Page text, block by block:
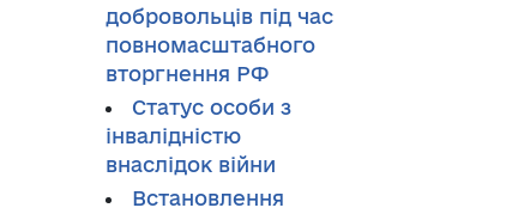
добровольців під час
повномасштабного
вторгнення РФ
Cтатус особи з
інвалідністю
внаслідок війни
Встановлення